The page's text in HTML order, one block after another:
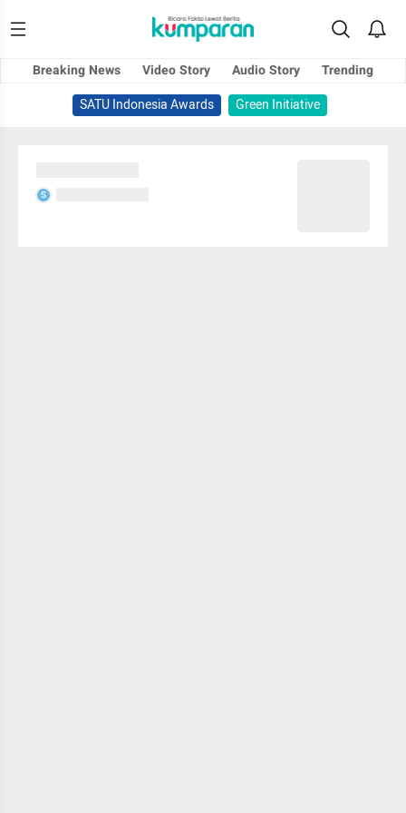
Breaking News Video Story Audio Story
Trending
SATU Indonesia Awards
Green Initiative
S